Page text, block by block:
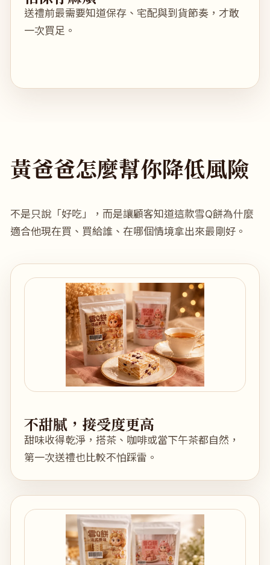
送禮前最需要知道保存、宅配與到貨節奏，才敢
一次買足。
黃爸爸怎麼幫你降低風險
不是只說「好吃」，而是讓顧客知道這款雪Q餅為什麼
適合他現在買、買給誰、在哪個情境拿出來最剛好。
不甜膩，接受度更高
甜味收得乾淨，搭茶、咖啡或當下午茶都自然，
第一次送禮也比較不怕踩雷。